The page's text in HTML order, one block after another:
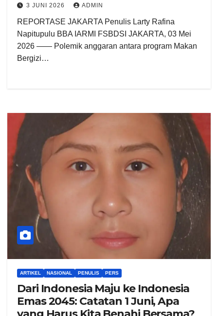
3 JUNI 2026 ADMIN
REPORTASE JAKARTA Penulis Larty Rafina
Napitupulu BBA IARMI FSBDSI JAKARTA, 03 Mei
2026 —— Polemik anggaran antara program Makan
Bergizi…
ARTIKEL NASIONAL PENULIS PERS
Dari Indonesia Maju ke Indonesia
Emas 2045: Catatan 1 Juni, Apa